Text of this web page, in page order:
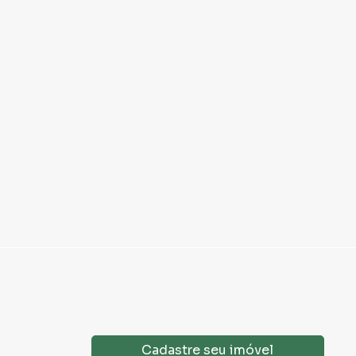
Cadastre seu imóvel